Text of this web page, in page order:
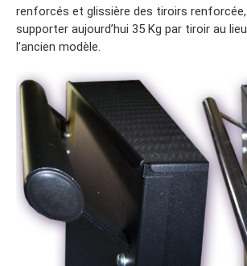
renforcés et glissière des tiroirs
supporter aujourd’hui 35 Kg par tiroir au
l’ancien modèle.